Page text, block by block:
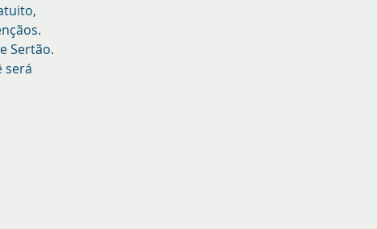
Sertão.
será